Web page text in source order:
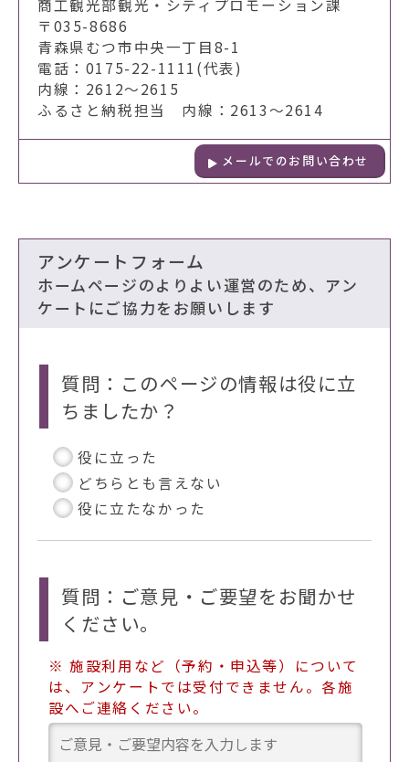
商工観光部観光・シティプロモーション課
〒035-8686
青森県むつ市中央一丁目8-1
電話：0175-22-1111(代表)
内線：2612～2615
ふるさと納税担当 内線：2613～2614
メールでのお問い合わせ
アンケートフォーム
ホームページのよりよい運営のため、アン
ケートにご協力をお願いします
質問：このページの情報は役に立
ちましたか？
役に立った
どちらとも言えない
役に立たなかった
質問：ご意見・ご要望をお聞かせ
ください。
※ 施設利用など（予約・申込等）について
は、アンケートでは受付できません。各施
設へご連絡ください。